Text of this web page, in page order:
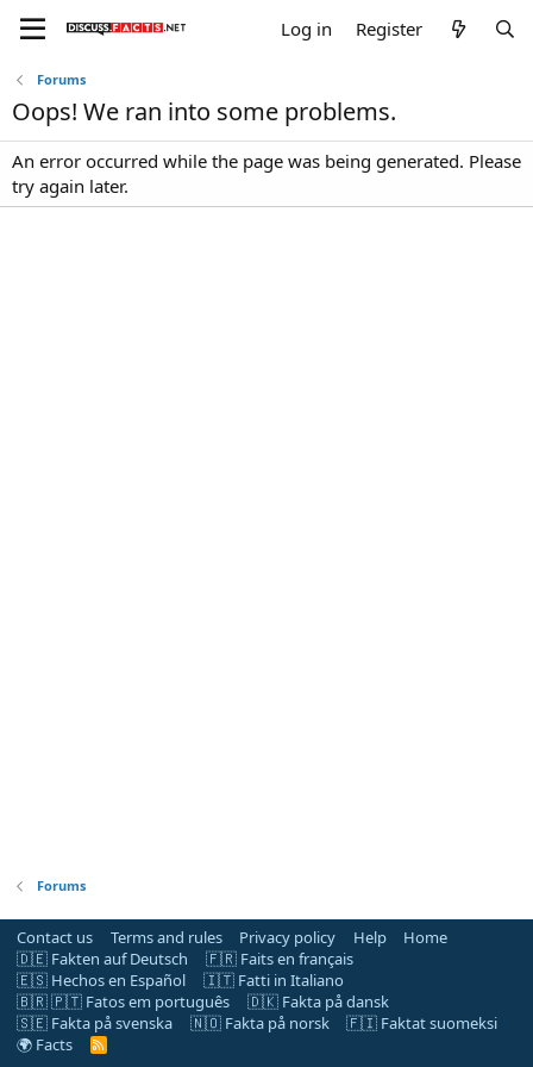
Log in Register
Forums
Oops! We ran into some problems.
An error occurred while the page was being generated. Please
try again later.
Forums
Contact us Terms and rules Privacy policy Help
Home
🇩🇪 Fakten auf Deutsch
🇫🇷 Faits en français
🇪🇸 Hechos en Español
🇮🇹 Fatti in Italiano
🇧🇷 🇵🇹 Fatos em português
🇩🇰 Fakta på dansk
🇸🇪 Fakta på svenska
🇳🇴 Fakta på norsk
🇫🇮 Faktat suomeksi
🌍 Facts
R